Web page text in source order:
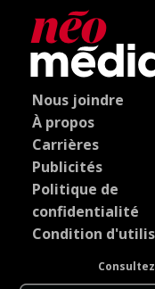
Nous joindre
À propos
Carrières
Publicités
Politique de
confidentialité
Condition